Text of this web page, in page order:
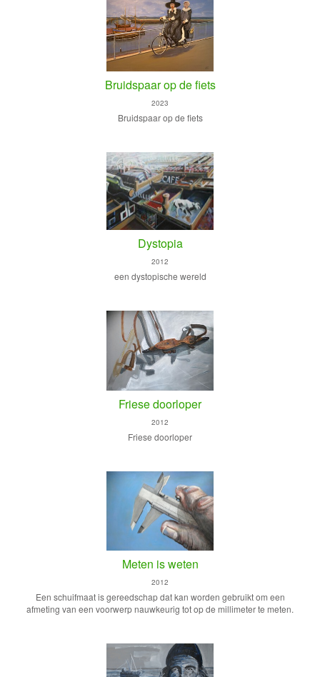
Bruidspaar op de fiets
2023
Bruidspaar op de fiets
Dystopia
2012
een dystopische wereld
Friese doorloper
2012
Friese doorloper
Meten is weten
2012
Een schuifmaat is gereedschap dat kan worden gebruikt om een
afmeting van een voorwerp nauwkeurig tot op de millimeter te meten.